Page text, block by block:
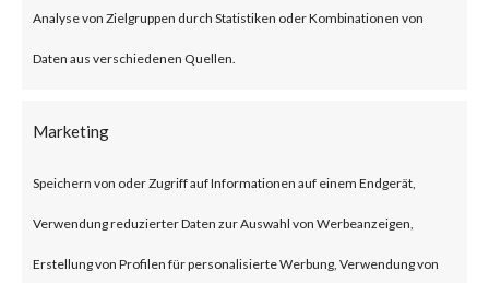
Analyse von Zielgruppen durch Statistiken oder Kombinationen von
Daten aus verschiedenen Quellen.
Marketing
Speichern von oder Zugriff auf Informationen auf einem Endgerät,
Verwendung reduzierter Daten zur Auswahl von Werbeanzeigen,
Erstellung von Profilen für personalisierte Werbung, Verwendung von
Shell backdoor malware hidden
in modified firmware for TP-Link
infection vector has not been
identified, the threat actor likely
exploited vulnerabilities in TP-
Link routers or leveraged weak